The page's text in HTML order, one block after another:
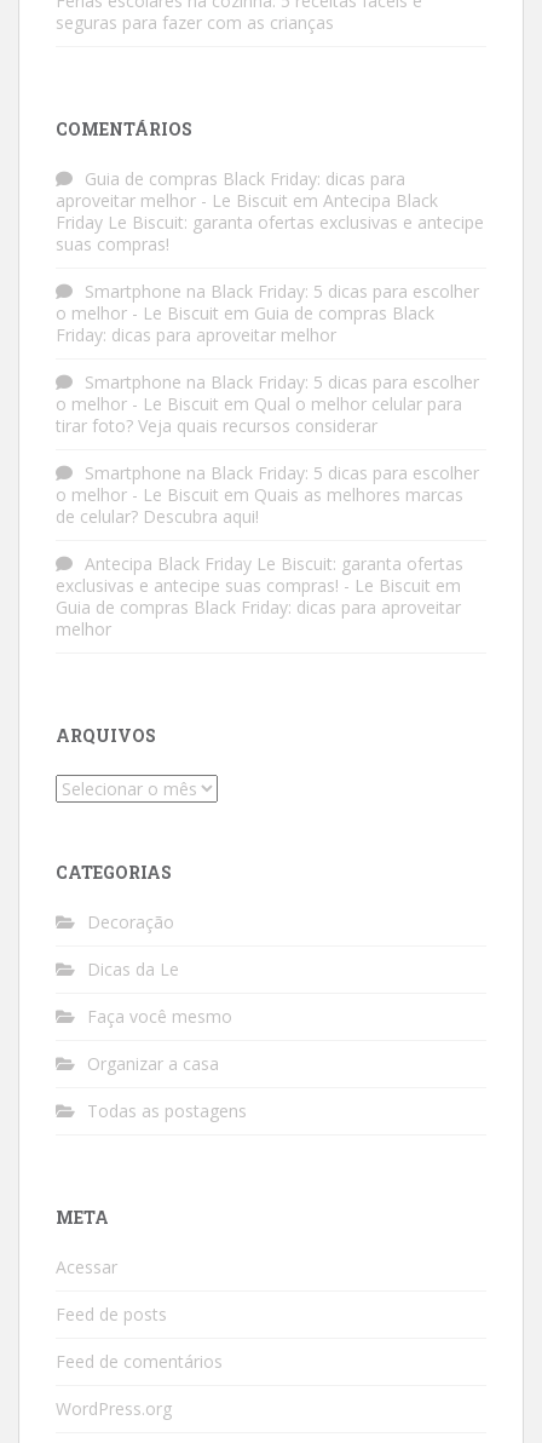
seguras para fazer com as crianças
COMENTÁRIOS
Guia de compras Black Friday: dicas para
aproveitar melhor - Le Biscuit em Antecipa Black
Friday Le Biscuit: garanta ofertas exclusivas e antecipe
suas compras!
Smartphone na Black Friday: 5 dicas para escolher
o melhor - Le Biscuit em Guia de compras Black
Friday: dicas para aproveitar melhor
Smartphone na Black Friday: 5 dicas para escolher
o melhor - Le Biscuit em Qual o melhor celular para
tirar foto? Veja quais recursos considerar
Smartphone na Black Friday: 5 dicas para escolher
o melhor - Le Biscuit em Quais as melhores marcas
de celular? Descubra aqui!
Antecipa Black Friday Le Biscuit: garanta ofertas
exclusivas e antecipe suas compras! - Le Biscuit em
Guia de compras Black Friday: dicas para aproveitar
melhor
ARQUIVOS
Arquivos
CATEGORIAS
Decoração
Dicas da Le
Faça você mesmo
Organizar a casa
Todas as postagens
META
Acessar
Feed de posts
Feed de comentários
WordPress.org